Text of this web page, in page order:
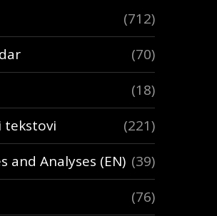
(712)
(70)
(18)
tekstovi
(221)
and Analyses (EN) (39)
(76)